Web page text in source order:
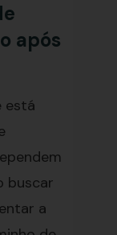
após
está
buscar
a